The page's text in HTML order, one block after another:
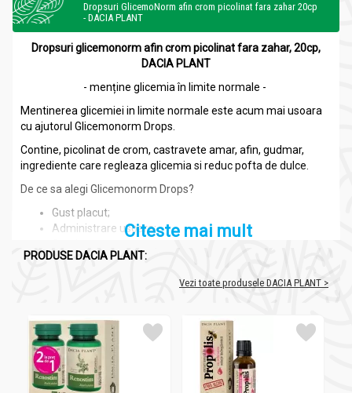
Dropsuri GlicemoNorm afin crom picolinat fara zahar 20cp
- DACIA PLANT
Dropsuri glicemonorm afin crom picolinat fara zahar, 20cp,
DACIA PLANT
- menține glicemia în limite normale -
Mentinerea glicemiei in limite normale este acum mai usoara
cu ajutorul Glicemonorm Drops.
Contine, picolinat de crom, castravete amar, afin, gudmar,
ingrediente care regleaza glicemia si reduc pofta de dulce.
De ce sa alegi Glicemonorm Drops?
Gust placut;
Administrare usoara;
Sunt indulcite cu stevie;
Ingrediente:
Dropsuri GlicemoNorm afin crom picolinat fara zahar 20cp
- DACIA PLANT
isomalt (4,69g);
Citeste mai mult
PRODUSE DACIA PLANT:
Vezi toate produsele DACIA PLANT >